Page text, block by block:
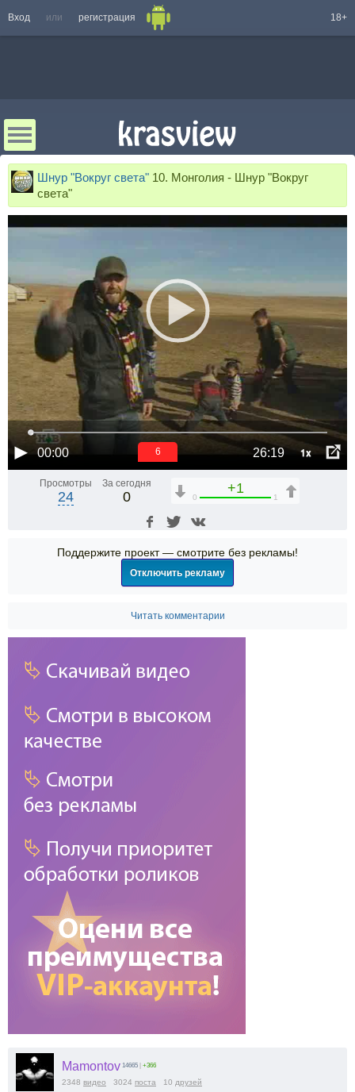
Вход или регистрация 18+
Шнур "Вокруг света" 10. Монголия - Шнур "Вокруг
света"
00:00 26:19 1x
6
Просмотры
24
За сегодня
0
+1
0 1
Поддержите проект — смотрите без рекламы!
Отключить рекламу
Читать комментарии
Mamontov 14665 | +366
2348 видео 3024 поста 10 друзей